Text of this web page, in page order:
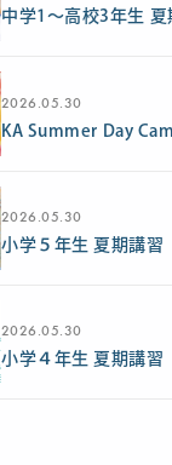
中学1〜高校3年生 夏
2026.05.30
KA Summer Day
2026.05.30
小学５年生 夏期講習
2026.05.30
小学４年生 夏期講習